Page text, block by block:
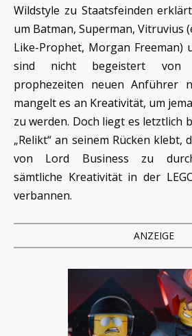
Wildstyle zu Staatsfeinden
um Batman, Superman, Vitruvius
Like-Prophet, Morgan Freeman)
sind nicht begeistert von
prophezeiten neuen Anführer
mangelt es an Kreativität, um
zu werden. Doch liegt es letztlich
„Relikt“ an seinem Rücken klebt,
von Lord Business zu
sämtliche Kreativität in der
verbannen.
ANZEIGE